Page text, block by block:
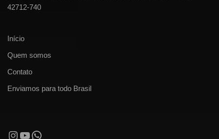
42712-740
Início
Quem somos
Contato
Enviamos para todo Brasil